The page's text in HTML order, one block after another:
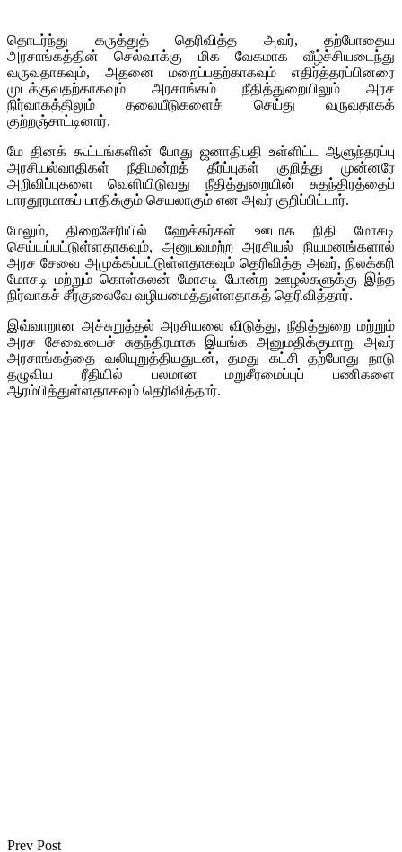
தொடர்ந்து கருத்துத் தெரிவித்த அவர், தற்போதைய
அரசாங்கத்தின் செல்வாக்கு மிக வேகமாக வீழ்ச்சியடைந்து
வருவதாகவும், அதனை மறைப்பதற்காகவும் எதிர்த்தரப்பினரை
முடக்குவதற்காகவும் அரசாங்கம் நீதித்துறையிலும் அரச
நிர்வாகத்திலும் தலையீடுகளைச் செய்து வருவதாகக்
குற்றஞ்சாட்டினார்.
மே தினக் கூட்டங்களின் போது ஜனாதிபதி உள்ளிட்ட ஆளுந்தரப்பு
அரசியல்வாதிகள் நீதிமன்றத் தீர்ப்புகள் குறித்து முன்னரே
அறிவிப்புகளை வெளியிடுவது நீதித்துறையின் சுதந்திரத்தைப்
பாரதூரமாகப் பாதிக்கும் செயலாகும் என அவர் குறிப்பிட்டார்.
மேலும், திறைசேரியில் ஹேக்கர்கள் ஊடாக நிதி மோசடி
செய்யப்பட்டுள்ளதாகவும், அனுபவமற்ற அரசியல் நியமனங்களால்
அரச சேவை அமுக்கப்பட்டுள்ளதாகவும் தெரிவித்த அவர், நிலக்கரி
மோசடி மற்றும் கொள்கலன் மோசடி போன்ற ஊழல்களுக்கு இந்த
நிர்வாகச் சீர்குலைவே வழியமைத்துள்ளதாகத் தெரிவித்தார்.
இவ்வாறான அச்சுறுத்தல் அரசியலை விடுத்து, நீதித்துறை மற்றும்
அரச சேவையைச் சுதந்திரமாக இயங்க அனுமதிக்குமாறு அவர்
அரசாங்கத்தை வலியுறுத்தியதுடன், தமது கட்சி தற்போது நாடு
தழுவிய ரீதியில் பலமான மறுசீரமைப்புப் பணிகளை
ஆரம்பித்துள்ளதாகவும் தெரிவித்தார்.
Prev Post